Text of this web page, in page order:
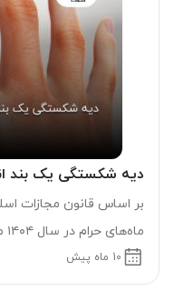
دیه شکستگی یک
بر اساس قانون مجازات
ماه‌های حرام در سال ۱۴۰۴ معادل...
10 ماه پیش